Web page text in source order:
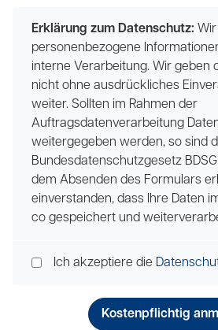
Erklärung zum Datenschutz:
personenbezogene
interne Verarbeitung. Wir geben
nicht ohne ausdrückliches
weiter. Sollten im Rahmen der
Auftragsdatenverarbeitung
weitergegeben werden, so sind
Bundesdatenschutzgesetz
dem Absenden des Formulars
einverstanden, dass Ihre Daten
co gespeichert und
Ich akzeptiere die